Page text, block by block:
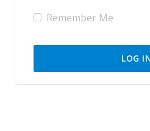
Remember Me